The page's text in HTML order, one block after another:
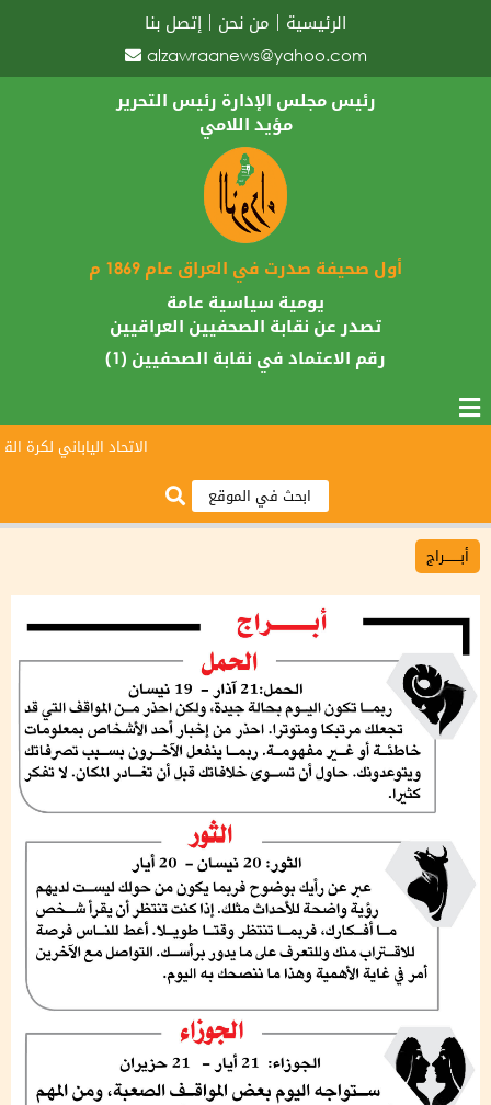
الرئيسية من نحن
إتصل بنا
alzawraanews@yahoo.com
رئيس مجلس الإدارة رئيس التحرير
مؤيد اللامي
أول صحيفة صدرت في العراق عام 1869 م
يومية سياسية عامة
تصدر عن نقابة الصحفيين العراقيين
رقم الاعتماد في نقابة الصحفيين (1)
الاتحاد الياباني لكرة
أبـــــــراج